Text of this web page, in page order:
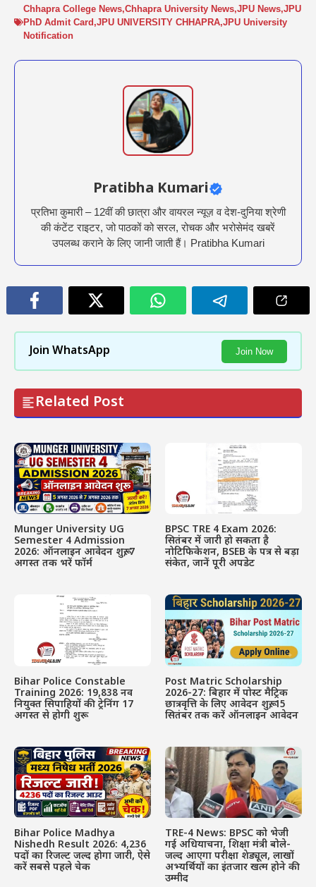
Chhapra College News,Chhapra University News,JPU News,JPU
PhD Admit Card ,JPU UNIVERSITY CHHAPRA,JPU University
Notification
Pratibha Kumari
प्रतिभा कुमारी – 12वीं की छात्रा और वायरल न्यूज़ व देश-दुनिया श्रेणी
की कंटेंट राइटर, जो पाठकों को सरल, रोचक और भरोसेमंद खबरें
उपलब्ध कराने के लिए जानी जाती हैं। Pratibha Kumari
Join WhatsApp Join Now
Related Post
Munger University UG
Semester 4 Admission
2026: ऑनलाइन आवेदन शुरू, 7
अगस्त तक भरें फॉर्म
BPSC TRE 4 Exam 2026:
सितंबर में जारी हो सकता है
नोटिफिकेशन, BSEB के पत्र से बड़ा
संकेत, जानें पूरी अपडेट
Bihar Police Constable
Training 2026: 19,838 नव
नियुक्त सिपाहियों की ट्रेनिंग 17
अगस्त से होगी शुरू
Post Matric Scholarship
2026-27: बिहार में पोस्ट मैट्रिक
छात्रवृत्ति के लिए आवेदन शुरू, 15
सितंबर तक करें ऑनलाइन आवेदन
Bihar Police Madhya
Nishedh Result 2026: 4,236
पदों का रिजल्ट जल्द होगा जारी, ऐसे
करें सबसे पहले चेक
TRE-4 News: BPSC को भेजी
गई अधियाचना, शिक्षा मंत्री बोले-
जल्द आएगा परीक्षा शेड्यूल, लाखों
अभ्यर्थियों का इंतजार खत्म होने की
उम्मीद